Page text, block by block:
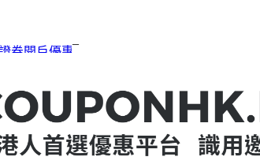
證券開戶優惠2026】8月VIP限定 HK$3,388 迎